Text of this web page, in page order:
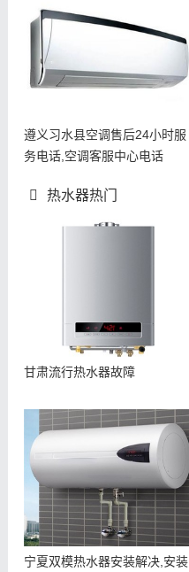
遵义习水县空调售后24小时服
务电话,空调客服中心电话
热水器热门
甘肃流行热水器故障
宁夏双模热水器安装解决,安装